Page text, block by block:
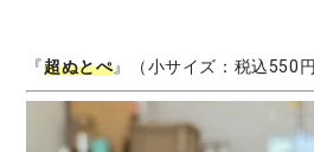
『超ぬとぺ』（小サイズ：税込550円